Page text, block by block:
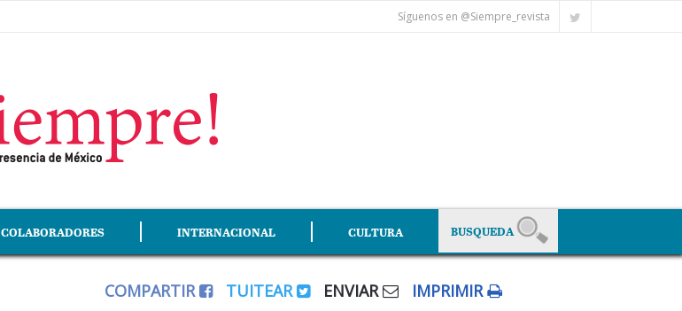
Síguenos en @Siempre_revista
COLABORADORES INTERNACIONAL CULTURA
COMPARTIR TUITEAR ENVIAR IMPRIMIR